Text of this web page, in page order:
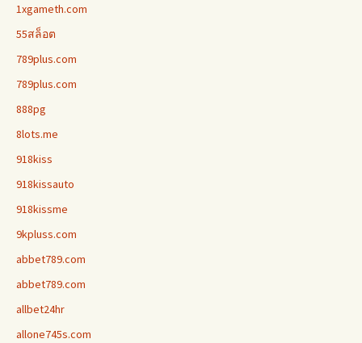
1xgameth.com
55สล็อต
789plus.com
789plus.com
888pg
8lots.me
918kiss
918kissauto
918kissme
9kpluss.com
abbet789.com
abbet789.com
allbet24hr
allone745s.com